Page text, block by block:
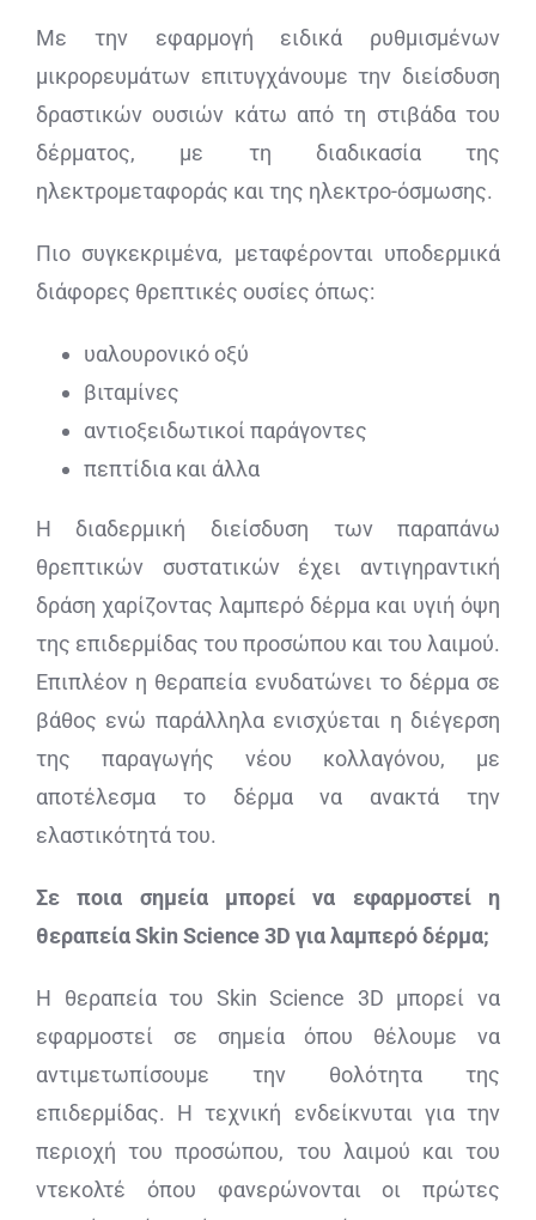
Με την εφαρμογή ειδικά ρυθμισμένων
μικρορευμάτων επιτυγχάνουμε την διείσδυση
δραστικών ουσιών κάτω από τη στιβάδα του
δέρματος, με τη διαδικασία της
ηλεκτρομεταφοράς και της ηλεκτρο-όσμωσης.
Πιο συγκεκριμένα, μεταφέρονται υποδερμικά
διάφορες θρεπτικές ουσίες όπως:
υαλουρονικό οξύ
βιταμίνες
αντιοξειδωτικοί παράγοντες
πεπτίδια και άλλα
Η διαδερμική διείσδυση των παραπάνω
θρεπτικών συστατικών έχει αντιγηραντική
δράση χαρίζοντας λαμπερό δέρμα και υγιή όψη
της επιδερμίδας του προσώπου και του λαιμού.
Επιπλέον η θεραπεία ενυδατώνει το δέρμα σε
βάθος ενώ παράλληλα ενισχύεται η διέγερση
της παραγωγής νέου κολλαγόνου, με
αποτέλεσμα το δέρμα να ανακτά την
ελαστικότητά του.
Σε ποια σημεία μπορεί να εφαρμοστεί η
θεραπείαSkin Science 3D για λαμπερό δέρμα;
Η θεραπεία του Skin Science 3D μπορεί να
εφαρμοστεί σε σημεία όπου θέλουμε να
αντιμετωπίσουμε την θολότητα της
επιδερμίδας. Η τεχνική ενδείκνυται για την
περιοχή του προσώπου, του λαιμού και του
ντεκολτέ όπου φανερώνονται οι πρώτες